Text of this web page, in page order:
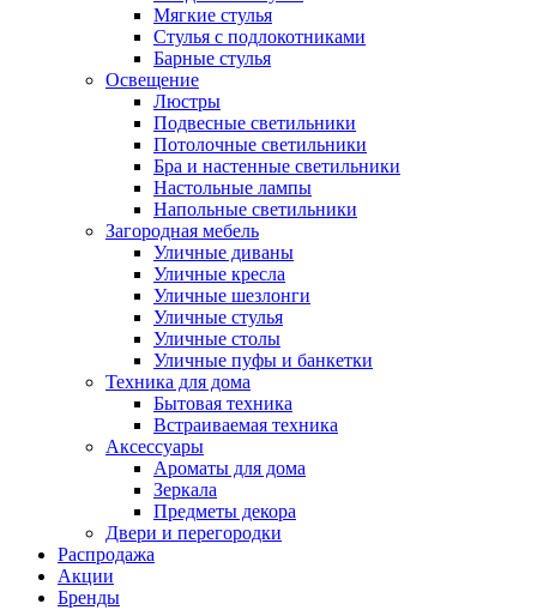
Мягкие стулья
Стулья с подлокотниками
Барные стулья
Освещение
Люстры
Подвесные светильники
Потолочные светильники
Бра и настенные светильники
Настольные лампы
Напольные светильники
Загородная мебель
Уличные диваны
Уличные кресла
Уличные шезлонги
Уличные стулья
Уличные столы
Уличные пуфы и банкетки
Техника для дома
Бытовая техника
Встраиваемая техника
Аксессуары
Ароматы для дома
Зеркала
Предметы декора
Двери и перегородки
Распродажа
Акции
Бренды